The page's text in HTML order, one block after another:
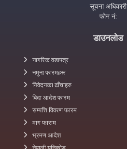
सूचना अधिकारी
फोन नं:
डाउनलोड
नागरिक वडापत्र
नमुना फारमहरू
निवेदनका ढाँचाहरु
बिदा आदेश फारम
सम्पत्ति विवरण फारम
माग फाराम
भ्रमण आदेश